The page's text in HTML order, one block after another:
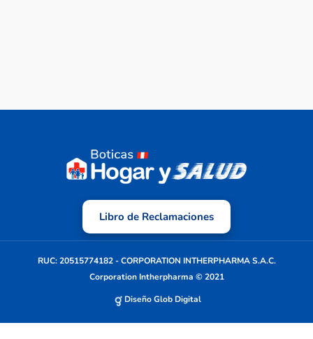
Libro de Reclamaciones
RUC: 20515774182 - CORPORATION INTHERPHARMA S.A.C.
Corporation Intherpharma © 2021
Diseño Glob Digital